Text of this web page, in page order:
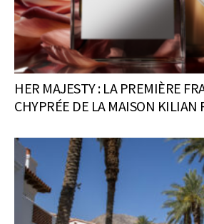
HER MAJESTY : LA PREMIÈRE
CHYPRÉE DE LA MAISON KILIAN